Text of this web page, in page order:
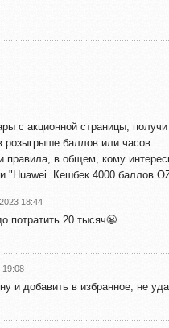
с акционной страницы,
розыгрыше баллов или часов.
правила, в общем, кому
"Huawei. Кешбек 4000 баллов
18:44
потратить 20 тысяч😬
19:08
и добавить в избранное, не